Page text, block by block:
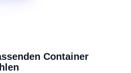
Container